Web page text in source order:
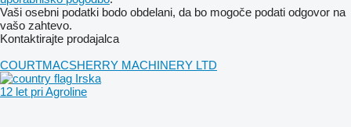
Vaši osebni podatki bodo obdelani, da bo mogoče podati odgovor na
vašo zahtevo.
Kontaktirajte prodajalca
COURTMACSHERRY MACHINERY LTD
Irska
12 let pri Agroline